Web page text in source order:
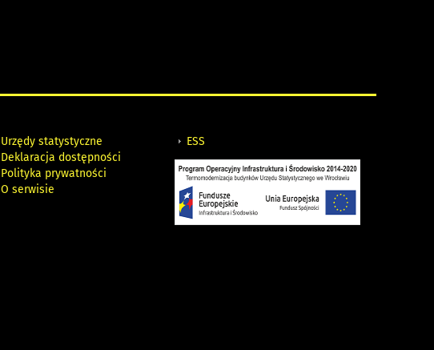
Urzędy statystyczne
Deklaracja dostępności
Polityka prywatności
O serwisie
ESS